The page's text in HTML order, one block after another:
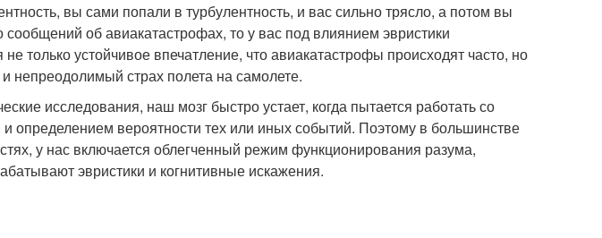
вы сами попали в турбулентность, и вас сильно трясло, а потом вы
об авиакатастрофах, то у вас под влиянием эвристики
только устойчивое впечатление, что авиакатастрофы происходят часто, но
страх полета на самолете.
исследования, наш мозг быстро устает, когда пытается работать со
и определением вероятности тех или иных событий. Поэтому в большинстве
у нас включается облегченный режим функционирования разума,
эвристики и когнитивные искажения.